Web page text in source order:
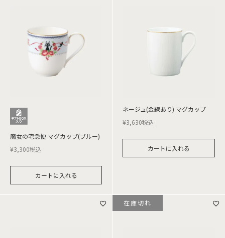
魔女の宅急便 マグカップ(ブルー)
¥3,300税込
カートに入れる
ネージュ(金線あり) マグカップ
¥3,630税込
カートに入れる
在庫切れ